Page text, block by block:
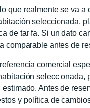
que realmente se va a
seleccionada,
de tarifa. Si un dato
comparable antes de
comercial
seleccionada,
estimado. Antes de
y política de